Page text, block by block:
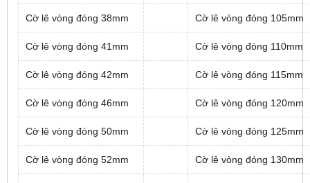
Cờ lê vòng đóng 38mm Cờ lê vòng đóng 105mm
Cờ lê vòng đóng 41mm Cờ lê vòng đóng 110mm
Cờ lê vòng đóng 42mm Cờ lê vòng đóng 115mm
Cờ lê vòng đóng 46mm Cờ lê vòng đóng 120mm
Cờ lê vòng đóng 50mm Cờ lê vòng đóng 125mm
Cờ lê vòng đóng 52mm Cờ lê vòng đóng 130mm